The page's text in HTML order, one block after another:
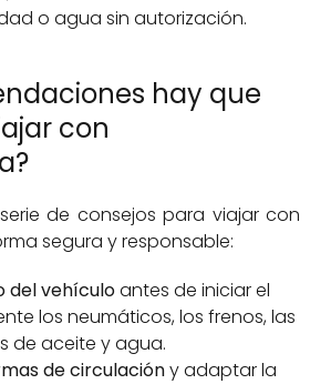
o agua sin autorización.
hay que
con
de consejos para viajar con
segura y responsable:
del vehículoantes de iniciar el
los neumáticos, los frenos, las
de aceite y agua.
de circulacióny adaptar la